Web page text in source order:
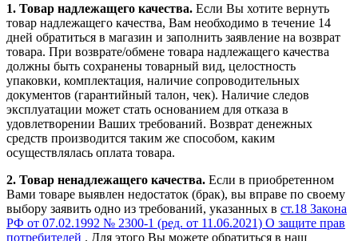
1. Товар надлежащего качества. Если Вы хотите вернуть
товар надлежащего качества, Вам необходимо в течение 14
дней обратиться в магазин и заполнить заявление на возврат
товара. При возврате/обмене товара надлежащего качества
должны быть сохранены товарный вид, целостность
упаковки, комплектация, наличие сопроводительных
документов (гарантийный талон, чек). Наличие следов
эксплуатации может стать основанием для отказа в
удовлетворении Ваших требований. Возврат денежных
средств производится таким же способом, каким
осуществлялась оплата товара.
2. Товар ненадлежащего качества. Если в приобретенном
Вами товаре выявлен недостаток (брак), вы вправе по своему
выбору заявить одно из требований, указанных в ст.18 Закона
РФ от 07.02.1992 № 2300-1 (ред. от 11.06.2021) О защите прав
потребителей . Для этого Вы можете обратиться в наш